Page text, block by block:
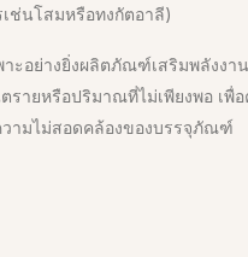
ช่นโสมหรือทงกัตอาลี)
ะอย่างยิ่งผลิตภัณฑ์เสริมพลังง
รายหรือปริมาณที่ไม่เพียงพอ เ
ามไม่สอดคล้องของบรรจุภัณฑ์